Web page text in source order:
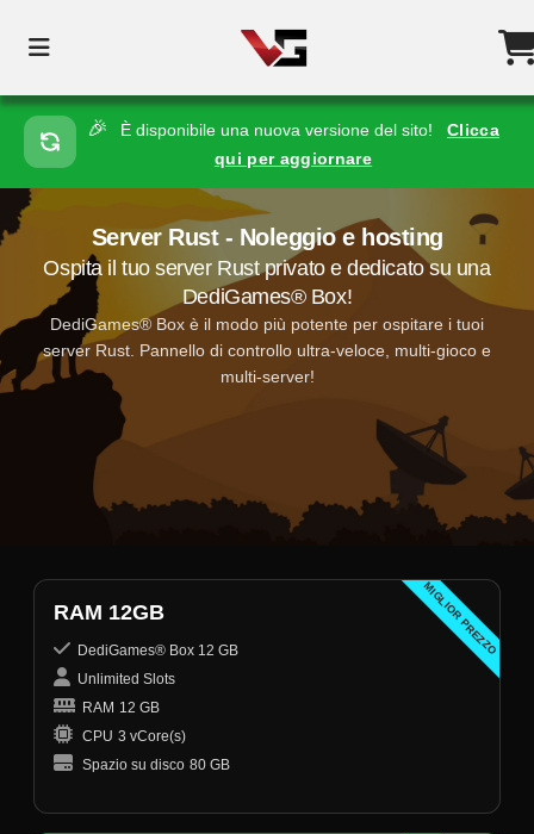
🎉 È disponibile una nuova versione del sito!
Clicca
qui per aggiornare
Server Rust - Noleggio e hosting
Ospita il tuo server Rust privato e dedicato su una
DediGames® Box!
DediGames® Box è il modo più potente per ospitare i tuoi
server Rust. Pannello di controllo ultra-veloce, multi-gioco e
multi-server!
MIGLIOR PREZZO
RAM 12GB
DediGames® Box 12 GB
Unlimited Slots
RAM 12 GB
CPU 3 vCore(s)
Spazio su disco 80 GB